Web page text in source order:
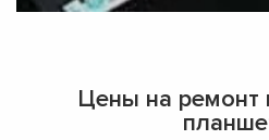
Цены на ремонт